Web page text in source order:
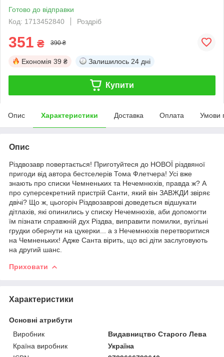
Готово до відправки
Код: 1713452840
Роздріб
351 ₴ 390 ₴
Економія 39 ₴ Залишилось 24 дні
Купити
Опис Характеристики Доставка Оплата Умови
Опис
Різдвозавр повертається! Приготуйтеся до НОВОЇ різдвяної
пригоди від автора бестселерів Тома Флетчера! Усі вже
знають про списки Чемненьких та Нечемнюхів, правда ж? А
про суперсекретний пристрій Санти, який він ЗАВЖДИ звіряє
двічі? Що ж, цьогоріч Різдвозаврові доведеться відшукати
дітлахів, які опинились у списку Нечемнюхів, аби допомогти
їм пізнати справжній дух Різдва, виправити помилки, вугільні
грудки обернути на цукерки... а з Нечемнюхів перетворитися
на Чемненьких! Адже Санта вірить, що всі діти заслуговують
на другий шанс.
Приховати
Характеристики
Основні атрибути
Виробник
Видавництво Старого Лева
Країна виробник
Україна